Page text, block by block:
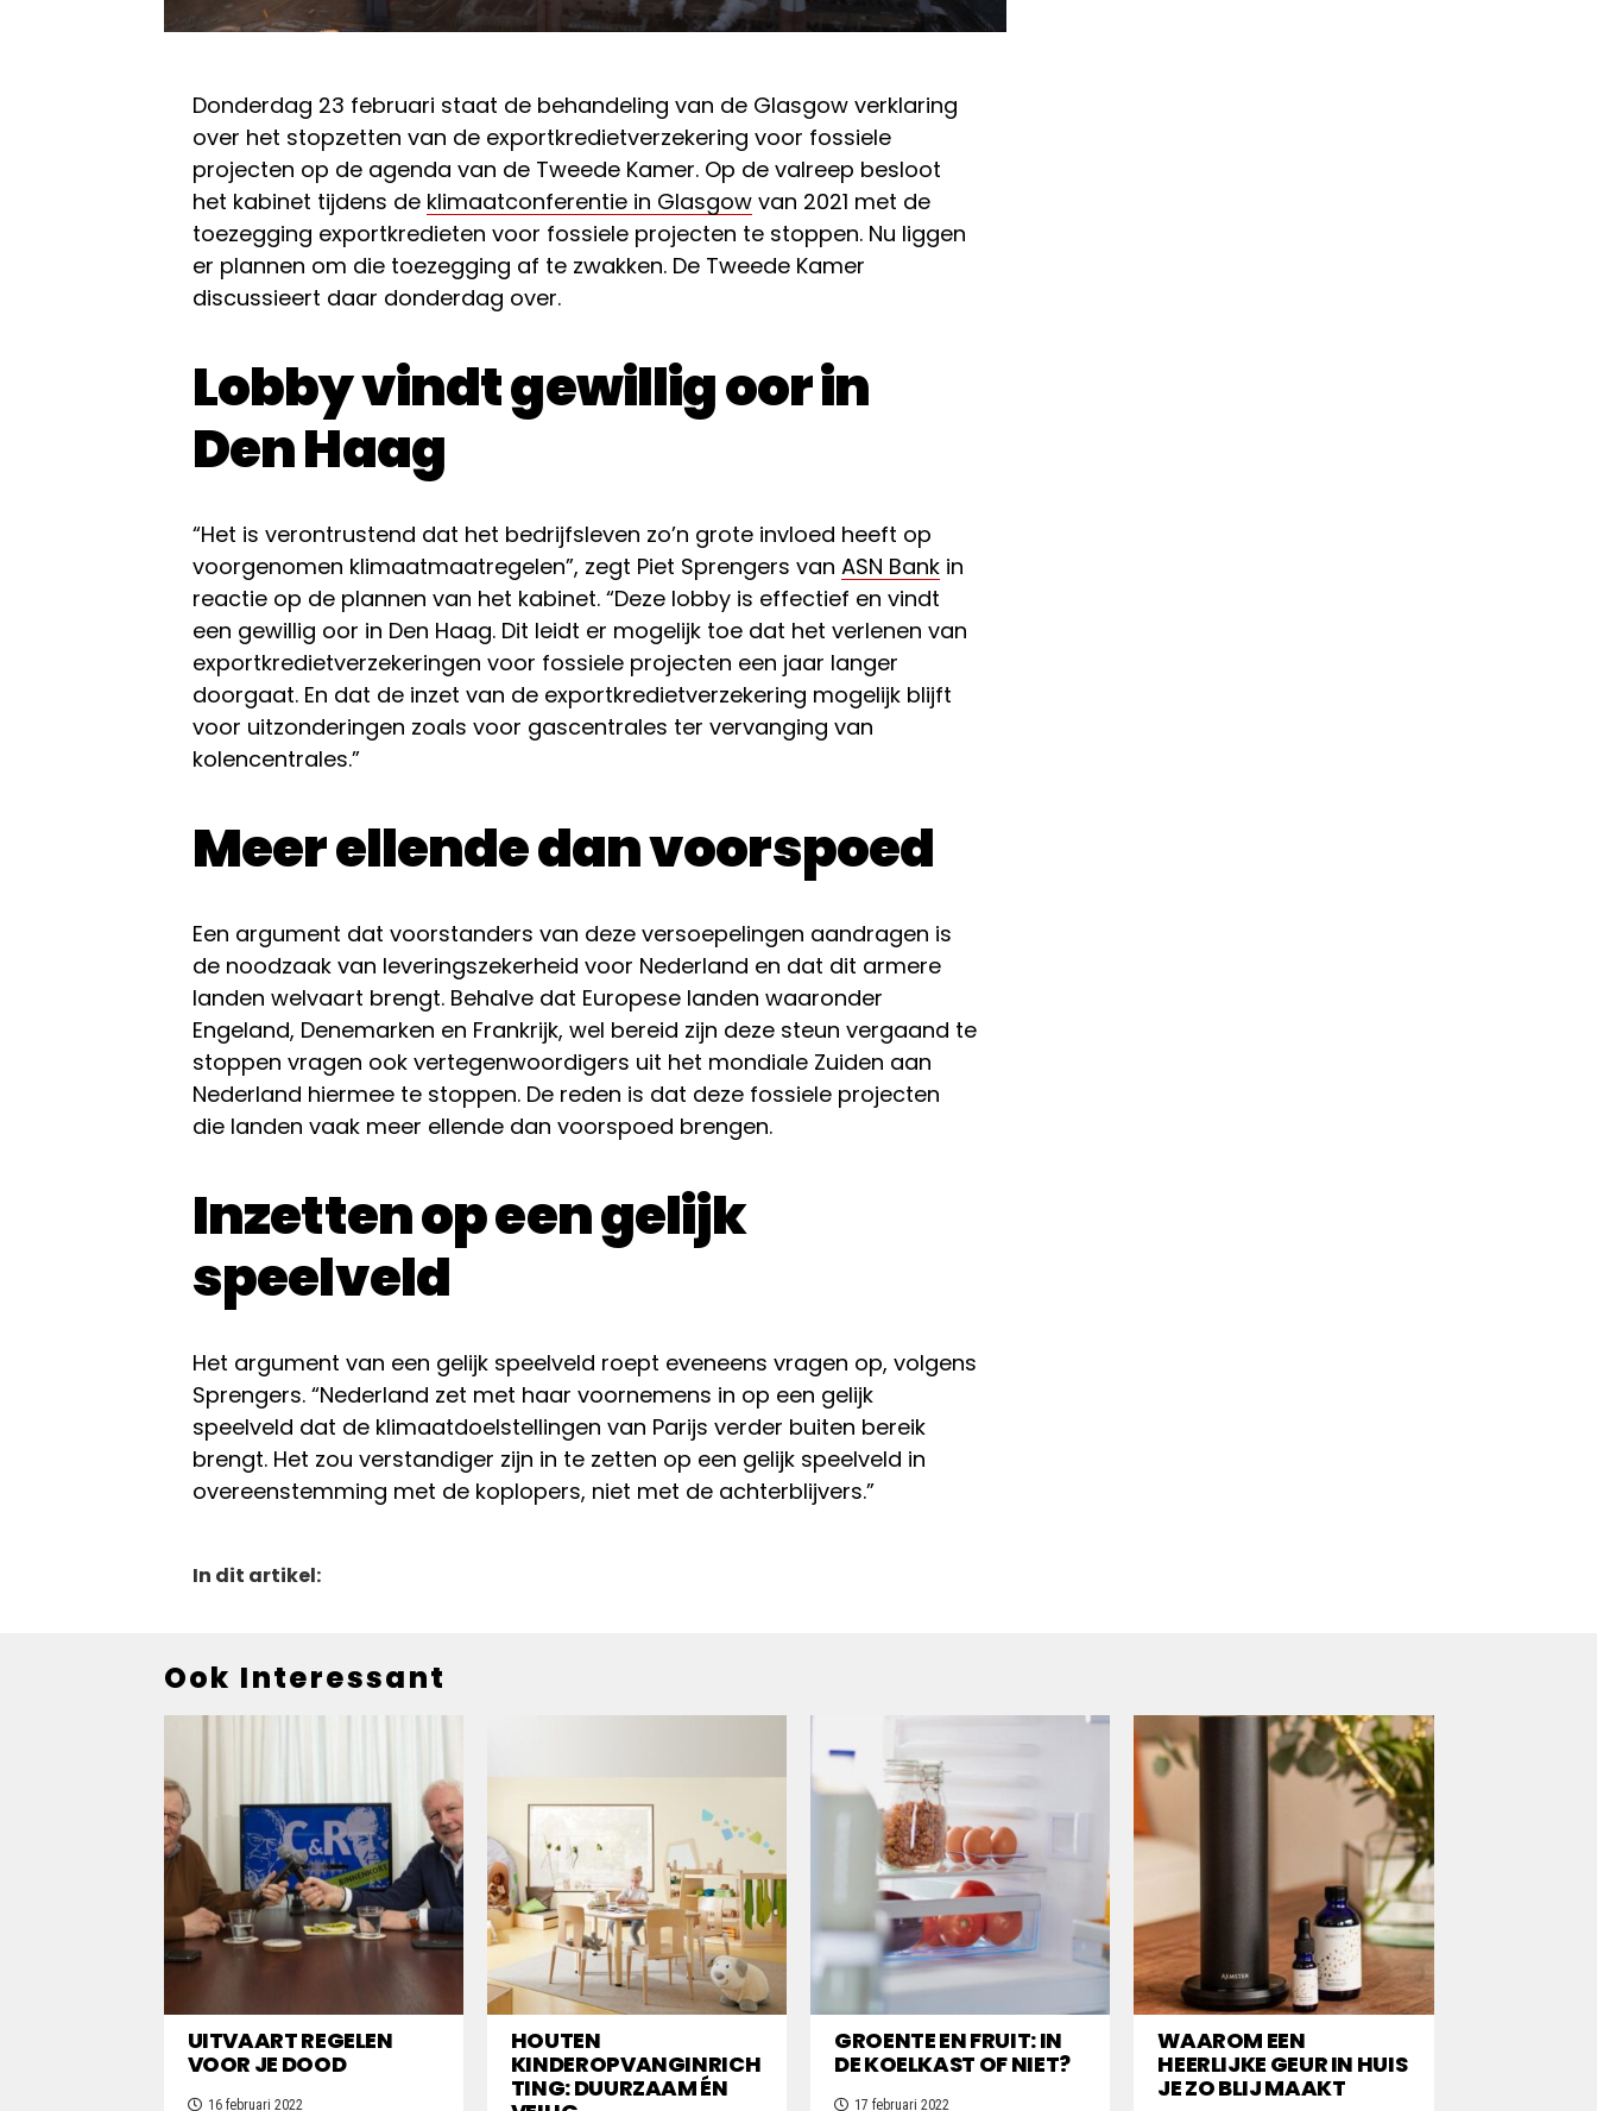
Donderdag 23 februari staat de behandeling van de Glasgow verklaring
over het stopzetten van de exportkredietverzekering voor fossiele
projecten op de agenda van de Tweede Kamer. Op de valreep besloot
het kabinet tijdens de klimaatconferentie in Glasgow van 2021 met de
toezegging exportkredieten voor fossiele projecten te stoppen. Nu liggen
er plannen om die toezegging af te zwakken. De Tweede Kamer
discussieert daar donderdag over.
Lobby vindt gewillig oor in
Den Haag
“Het is verontrustend dat het bedrijfsleven zo’n grote invloed heeft op
voorgenomen klimaatmaatregelen”, zegt Piet Sprengers van ASN Bank in
reactie op de plannen van het kabinet. “Deze lobby is effectief en vindt
een gewillig oor in Den Haag. Dit leidt er mogelijk toe dat het verlenen van
exportkredietverzekeringen voor fossiele projecten een jaar langer
doorgaat. En dat de inzet van de exportkredietverzekering mogelijk blijft
voor uitzonderingen zoals voor gascentrales ter vervanging van
kolencentrales.”
Meer ellende dan voorspoed
Een argument dat voorstanders van deze versoepelingen aandragen is
de noodzaak van leveringszekerheid voor Nederland en dat dit armere
landen welvaart brengt. Behalve dat Europese landen waaronder
Engeland, Denemarken en Frankrijk, wel bereid zijn deze steun vergaand te
stoppen vragen ook vertegenwoordigers uit het mondiale Zuiden aan
Nederland hiermee te stoppen. De reden is dat deze fossiele projecten
die landen vaak meer ellende dan voorspoed brengen.
Inzetten op een gelijk
speelveld
Het argument van een gelijk speelveld roept eveneens vragen op, volgens
Sprengers. “Nederland zet met haar voornemens in op een gelijk
speelveld dat de klimaatdoelstellingen van Parijs verder buiten bereik
brengt. Het zou verstandiger zijn in te zetten op een gelijk speelveld in
overeenstemming met de koplopers, niet met de achterblijvers.”
In dit artikel:
Ook Interessant
UITVAART REGELEN
VOOR JE DOOD
16 februari 2022
HOUTEN
KINDEROPVANGINRICH
TING: DUURZAAM ÉN
GROENTE EN FRUIT: IN
DE KOELKAST OF NIET?
17 februari 2022
WAAROM EEN
HEERLIJKE GEUR IN HUIS
JE ZO BLIJ MAAKT